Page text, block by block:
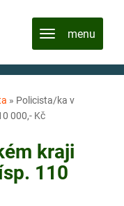
» Policista/ka v
000,- Kč
kraji
110